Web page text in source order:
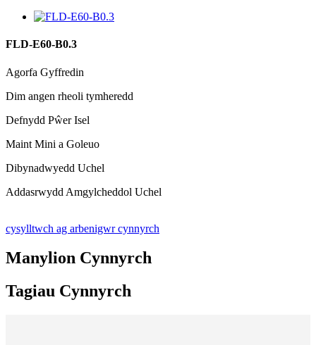
FLD-E60-B0.3
Agorfa Gyffredin
Dim angen rheoli tymheredd
Defnydd Pŵer Isel
Maint Mini a Goleuo
Dibynadwyedd Uchel
Addasrwydd Amgylcheddol Uchel
cysylltwch ag arbenigwr cynnyrch
Manylion Cynnyrch
Tagiau Cynnyrch